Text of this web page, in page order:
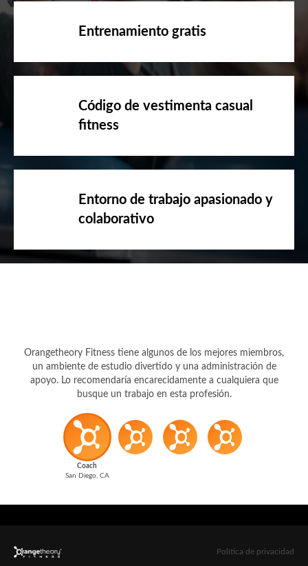
Entrenamiento gratis
Código de vestimenta casual
fitness
Entorno de trabajo apasionado y
colaborativo
Orangetheory Fitness tiene algunos de los mejores miembros,
un ambiente de estudio divertido y una administración de
apoyo. Lo recomendaría encarecidamente a cualquiera que
busque un trabajo en esta profesión.
Coach
San Diego, CA
Política de privacidad